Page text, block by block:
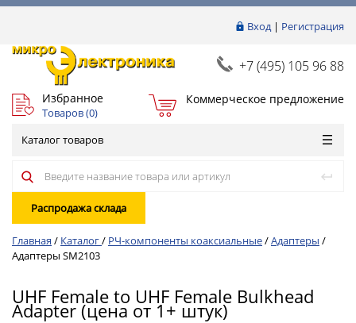
Вход| Регистрация
+7 (495) 105 96 88
Избранное
Товаров (0)
Коммерческое предложение
Каталог товаров
Распродажа склада
Главная / Каталог/ РЧ-компоненты коаксиальные/Адаптеры /
Адаптеры SM2103
UHF Female to UHF Female Bulkhead
Adapter (цена от 1+ штук)